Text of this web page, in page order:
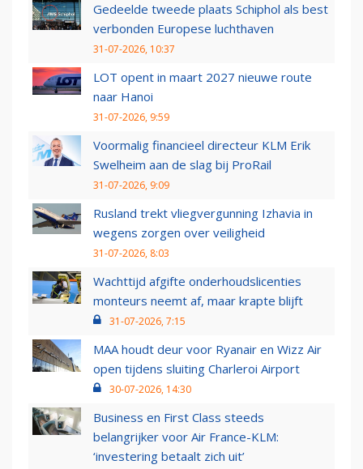
Gedeelde tweede plaats Schiphol als best
verbonden Europese luchthaven
31-07-2026, 10:37
LOT opent in maart 2027 nieuwe route
naar Hanoi
31-07-2026, 9:59
Voormalig financieel directeur KLM Erik
Swelheim aan de slag bij ProRail
31-07-2026, 9:09
Rusland trekt vliegvergunning Izhavia in
wegens zorgen over veiligheid
31-07-2026, 8:03
Wachttijd afgifte onderhoudslicenties
monteurs neemt af, maar krapte blijft
31-07-2026, 7:15
MAA houdt deur voor Ryanair en Wizz Air
open tijdens sluiting Charleroi Airport
30-07-2026, 14:30
Business en First Class steeds
belangrijker voor Air France-KLM:
‘investering betaalt zich uit’